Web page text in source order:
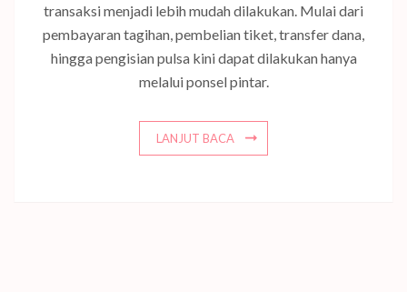
transaksi menjadi lebih mudah dilakukan. Mulai dari
pembayaran tagihan, pembelian tiket, transfer dana,
hingga pengisian pulsa kini dapat dilakukan hanya
melalui ponsel pintar.
LANJUT BACA